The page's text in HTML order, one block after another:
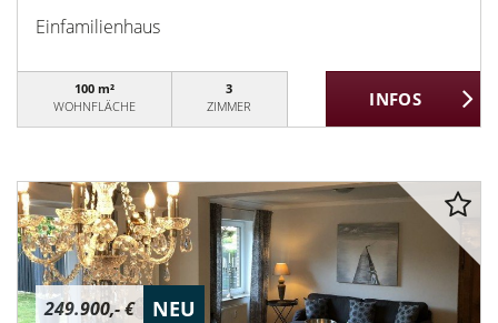
Einfamilienhaus
100 m²
WOHNFLÄCHE
3
ZIMMER
249.900,- € NEU